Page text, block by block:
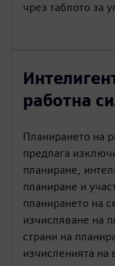
чрез таблото за
работна
Планирането на
предлага
планиране,
планиране и
планирането на
изчисляване на
страни на
изчисленията на